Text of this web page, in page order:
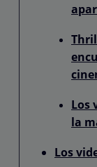
Los
la
Los